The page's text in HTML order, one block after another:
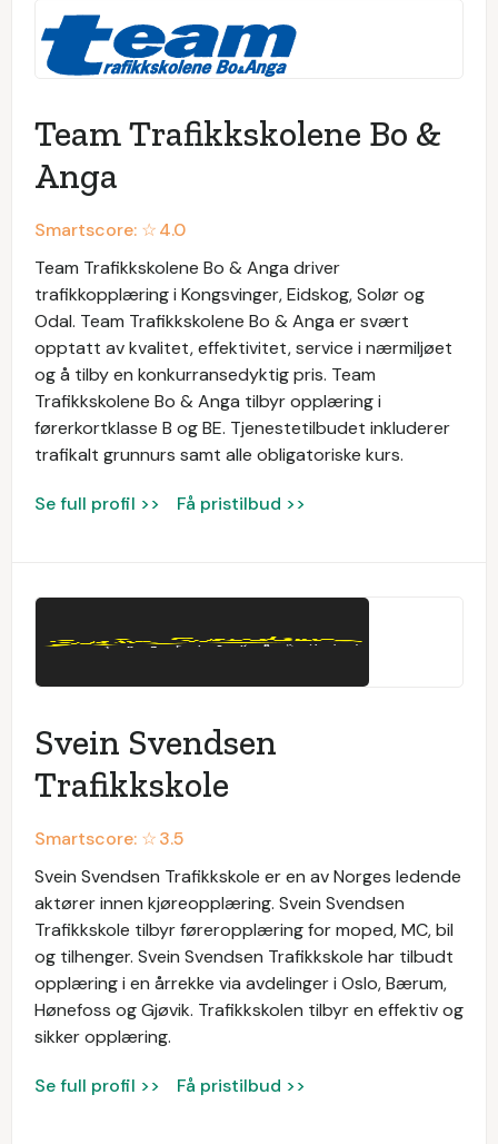
Team Trafikkskolene Bo &
Anga
Smartscore: ☆4.0
Team Trafikkskolene Bo & Anga driver
trafikkopplæring i Kongsvinger, Eidskog, Solør og
Odal. Team Trafikkskolene Bo & Anga er svært
opptatt av kvalitet, effektivitet, service i nærmiljøet
og å tilby en konkurransedyktig pris. Team
Trafikkskolene Bo & Anga tilbyr opplæring i
førerkortklasse B og BE. Tjenestetilbudet inkluderer
trafikalt grunnurs samt alle obligatoriske kurs.
Se full profil >> Få pristilbud >>
Svein Svendsen
Trafikkskole
Smartscore: ☆3.5
Svein Svendsen Trafikkskole er en av Norges ledende
aktører innen kjøreopplæring. Svein Svendsen
Trafikkskole tilbyr føreropplæring for moped, MC, bil
og tilhenger. Svein Svendsen Trafikkskole har tilbudt
opplæring i en årrekke via avdelinger i Oslo, Bærum,
Hønefoss og Gjøvik. Trafikkskolen tilbyr en effektiv og
sikker opplæring.
Se full profil >> Få pristilbud >>